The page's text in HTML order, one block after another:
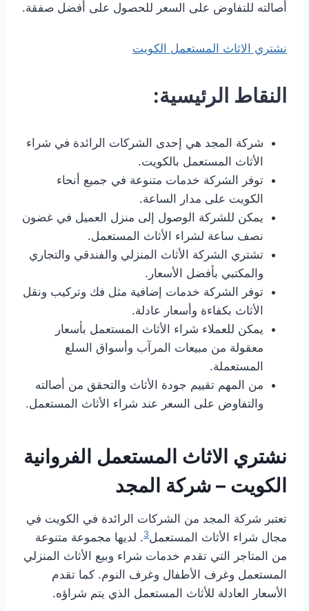
أصالته للتفاوض على السعر للحصول على أفضل صفقة.
نشتري الاثاث المستعمل الكويت
النقاط الرئيسية:
شركة المجد هي إحدى الشركات الرائدة في شراء
الأثاث المستعمل بالكويت.
توفر الشركة خدمات متنوعة في جميع أنحاء
الكويت على مدار الساعة.
يمكن للشركة الوصول إلى منزل العميل في غضون
نصف ساعة لشراء الأثاث المستعمل.
تشتري الشركة الأثاث المنزلي والفندقي والتجاري
والمكتبي بأفضل الأسعار.
توفر الشركة خدمات إضافية مثل فك وتركيب ونقل
الأثاث بكفاءة وأسعار عادلة.
يمكن للعملاء شراء الأثاث المستعمل بأسعار
معقولة من مبيعات المرآب وأسواق السلع
المستعملة.
من المهم تقييم جودة الأثاث والتحقق من أصالته
والتفاوض على السعر عند شراء الأثاث المستعمل.
نشتري الاثاث المستعمل الفروانية
الكويت – شركة المجد
تعتبر شركة المجد من الشركات الرائدة في الكويت في
مجال شراء الأثاث المستعمل3. لديها مجموعة متنوعة
من المتاجر التي تقدم خدمات شراء وبيع الأثاث المنزلي
المستعمل وغرف الأطفال وغرف النوم. كما تقدم
الأسعار العادلة للأثاث المستعمل الذي يتم شراؤه.